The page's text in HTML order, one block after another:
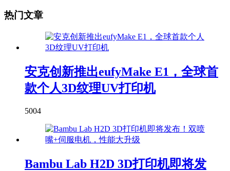
热门文章
安克创新推出eufyMake E1，全球首
款个人3D纹理UV打印机
5004
Bambu Lab H2D 3D打印机即将发